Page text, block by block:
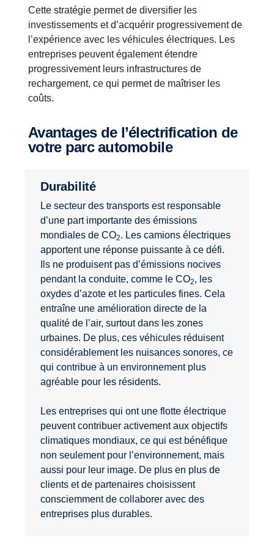
Cette stratégie permet de diversifier les
investissements et d’acquérir progressivement de
l’expérience avec les véhicules électriques. Les
entreprises peuvent également étendre
progressivement leurs infrastructures de
rechargement, ce qui permet de maîtriser les
coûts.
Avantages de l’électrification de
votre parc automobile
Durabilité
Le secteur des transports est responsable
d’une part importante des émissions
mondiales de CO2. Les camions électriques
apportent une réponse puissante à ce défi.
Ils ne produisent pas d’émissions nocives
pendant la conduite, comme le CO2, les
oxydes d’azote et les particules fines. Cela
entraîne une amélioration directe de la
qualité de l’air, surtout dans les zones
urbaines. De plus, ces véhicules réduisent
considérablement les nuisances sonores, ce
qui contribue à un environnement plus
agréable pour les résidents.
Les entreprises qui ont une flotte électrique
peuvent contribuer activement aux objectifs
climatiques mondiaux, ce qui est bénéfique
non seulement pour l’environnement, mais
aussi pour leur image. De plus en plus de
clients et de partenaires choisissent
consciemment de collaborer avec des
entreprises plus durables.